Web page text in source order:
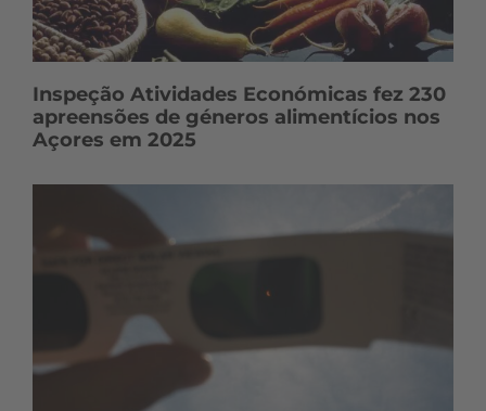
Inspeção Atividades Económicas fez 230
apreensões de géneros alimentícios nos
Açores em 2025